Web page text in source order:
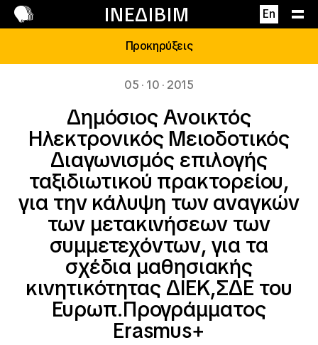
ΙΝΕΔΙΒΙΜ En
Επικοινωνία
Προκηρύξεις
05 · 10 · 2015
Δημόσιος Ανοικτός
Ηλεκτρονικός Μειοδοτικός
Διαγωνισμός επιλογής
ταξιδιωτικού πρακτορείου,
για την κάλυψη των αναγκών
των μετακινήσεων των
συμμετεχόντων, για τα
σχέδια μαθησιακής
κινητικότητας ΔΙΕΚ,ΣΔΕ του
Ευρωπ.Προγράμματος
Erasmus+